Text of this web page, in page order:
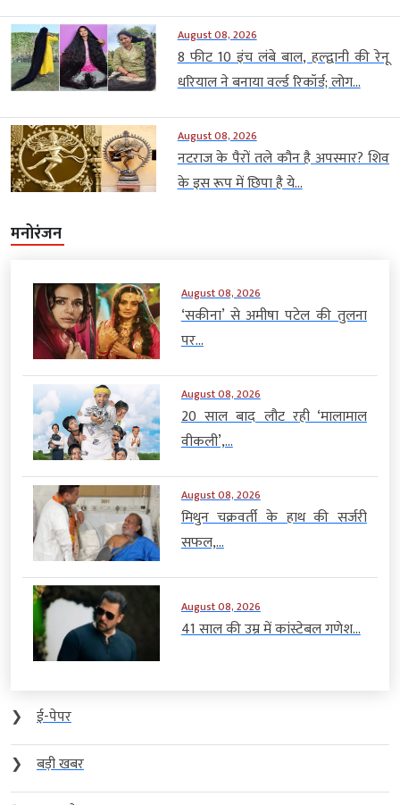
August 08, 2026
8 फीट 10 इंच लंबे बाल, हल्द्वानी की रेनू
धरियाल ने बनाया वर्ल्ड रिकॉर्ड; लोग...
August 08, 2026
नटराज के पैरों तले कौन है अपस्मार? शिव
के इस रूप में छिपा है ये...
मनोरंजन
August 08, 2026
‘सकीना’ से अमीषा पटेल की तुलना
पर...
August 08, 2026
20 साल बाद लौट रही ‘मालामाल
वीकली’,...
August 08, 2026
मिथुन चक्रवर्ती के हाथ की सर्जरी
सफल,...
August 08, 2026
41 साल की उम्र में कांस्टेबल गणेश...
❯
ई-पेपर
❯
बड़ी खबर